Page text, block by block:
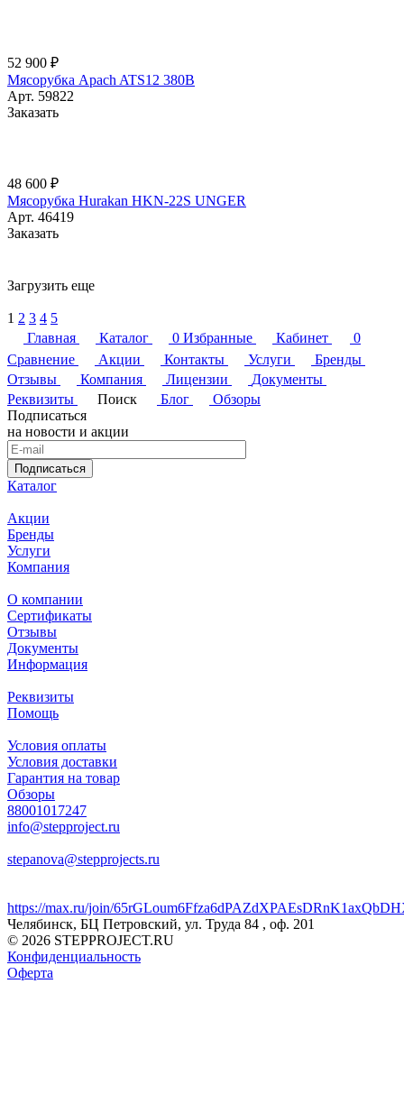
52 900 ₽
Мясорубка Apach ATS12 380В
Арт. 59822
Заказать
48 600 ₽
Мясорубка Hurakan HKN-22S UNGER
Арт. 46419
Заказать
Загрузить еще
1 2 3 4 5
Главная
Каталог 0 Избранные Кабинет
0
Сравнение
Акции Контакты Услуги
Бренды
Отзывы
Компания Лицензии
Документы
Реквизиты
Поиск Блог
Обзоры
Подписаться
на новости и акции
Подписаться
Каталог
Акции
Бренды
Услуги
Компания
О компании
Сертификаты
Отзывы
Документы
Информация
Реквизиты
Помощь
Условия оплаты
Условия доставки
Гарантия на товар
Обзоры
88001017247
info@stepproject.ru
stepanova@stepprojects.ru
https://max.ru/join/
Челябинск, БЦ Петровский, ул. Труда 84 , оф. 201
© 2026 STEPPROJECT.RU
Конфиденциальность
Оферта